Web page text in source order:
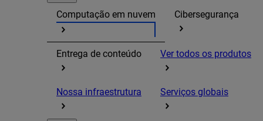
Computação em nuvem
Cibersegurança
Entrega de conteúdo Ver todos os produtos
Nossa infraestrutura Serviços globais